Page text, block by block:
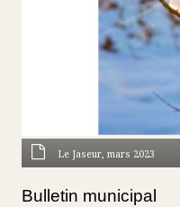
Le Jaseur, mars 2023
Bulletin municipal